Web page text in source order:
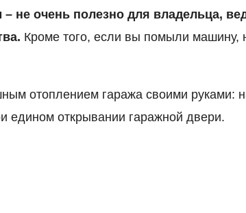
не очень полезно для владельца,
Кроме того, если вы помыли машину,
отоплением гаража своими руками:
едином открывании гаражной двери.